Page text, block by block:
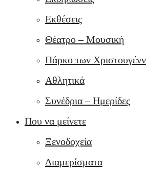
Εκθέσεις
Θέατρο – Μουσική
Πάρκο των
Αθλητικά
Συνέδρια – Ημερίδες
Που να μείνετε
Ξενοδοχεία
Διαμερίσματα